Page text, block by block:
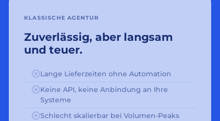
KLASSISCHE AGENTUR
Zuverlässig, aber langsam
und teuer.
Lange Lieferzeiten ohne Automation
Keine API, keine Anbindung an Ihre
Systeme
Schlecht skalierbar bei Volumen-Peaks